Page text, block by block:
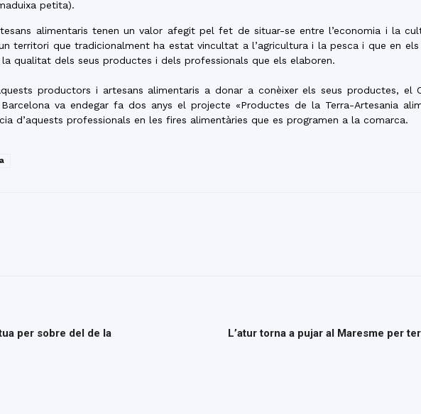
petita).
alimentaris tenen un valor afegit pel fet de situar-se entre l’economia i la
territori que tradicionalment ha estat vincultat a l’agricultura i la pesca i que en els
qualitat dels seus productes i dels professionals que els elaboren.
productors i artesans alimentaris a donar a conèixer els seus productes, el
va endegar fa dos anys el projecte «Productes de la Terra-Artesania
d’aquests professionals en les fires alimentàries que es programen a la comarca.
per sobre del de la
L’atur torna a pujar al Maresme per